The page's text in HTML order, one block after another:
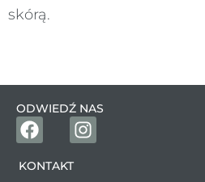
skórą.
ODWIEDŹ NAS
KONTAKT